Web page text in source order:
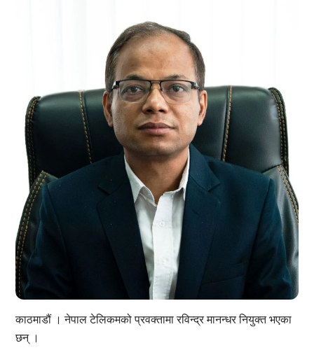
काठमाडौं । नेपाल टेलिकमको प्रवक्तामा रविन्द्र मानन्धर नियुक्त भएका
छन् ।